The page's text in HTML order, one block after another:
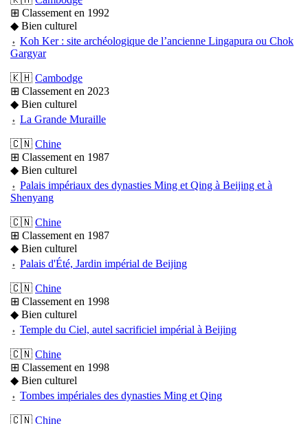
⊞ Classement en 1992
◆ Bien culturel
⍚ Koh Ker : site archéologique de l’ancienne Lingapura ou Chok
Gargyar
🇰🇭 Cambodge
⊞ Classement en 2023
◆ Bien culturel
⍚ La Grande Muraille
🇨🇳 Chine
⊞ Classement en 1987
◆ Bien culturel
⍚ Palais impériaux des dynasties Ming et Qing à Beijing et à
Shenyang
🇨🇳 Chine
⊞ Classement en 1987
◆ Bien culturel
⍚ Palais d'Été, Jardin impérial de Beijing
🇨🇳 Chine
⊞ Classement en 1998
◆ Bien culturel
⍚ Temple du Ciel, autel sacrificiel impérial à Beijing
🇨🇳 Chine
⊞ Classement en 1998
◆ Bien culturel
⍚ Tombes impériales des dynasties Ming et Qing
🇨🇳 Chine